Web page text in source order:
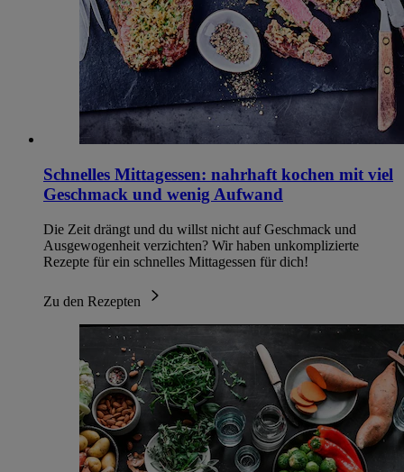
Schnelles Mittagessen: nahrhaft kochen mit viel
Geschmack und wenig Aufwand
Die Zeit drängt und du willst nicht auf Geschmack und
Ausgewogenheit verzichten? Wir haben unkomplizierte
Rezepte für ein schnelles Mittagessen für dich!
Zu den Rezepten